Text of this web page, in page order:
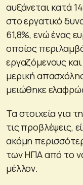
αυξάνεται κατά
στο εργατικό
61,8%, ενώ ένας
οποίος
εργαζόμενους
μερική
μειώθηκε
Τα στοιχεία για
τις προβλέψεις,
ακόμη
των ΗΠΑ από το
μέλλον.